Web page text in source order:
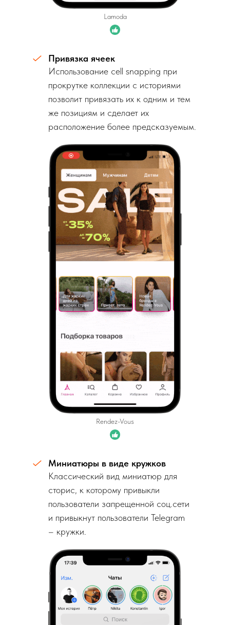
Lamoda
Привязка ячеек
Использование cell snapping при
прокрутке коллекции с историями
позволит привязать их к одним и тем
же позициям и сделает их
расположение более предсказуемым.
Rendez-Vous
Миниатюры в виде кружков
Классический вид миниатюр для
сторис, к которому привыкли
пользователи запрещенной соц.сети
и привыкнут пользователи Telegram
– кружки.